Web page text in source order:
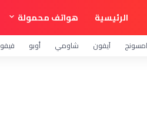
الرئيسية هواتف محمولة
آيفون شاومي أوبو فيفو